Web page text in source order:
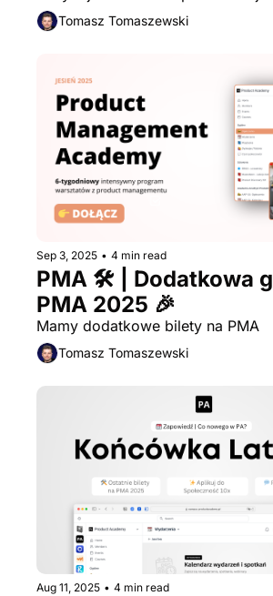
swoim produkcie.
Tomasz Tomaszewski
Sep 3, 2025 • 4 min read
PMA 🛠 | Dodatkowa
PMA 2025 🎉
Mamy dodatkowe bilety na PMA
Tomasz Tomaszewski
Aug 11, 2025 • 4 min read